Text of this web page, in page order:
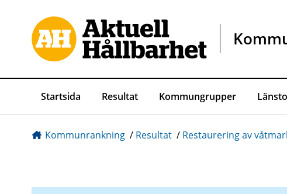
Startsida Resultat Kommungrupper
Kommunrankning / Resultat / Restaurering av